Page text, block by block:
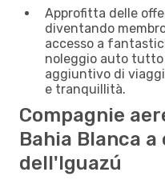
Approfitta delle
diventando
accesso a
noleggio auto
aggiuntivo di
e tranquillità.
Compagnie
Bahia Blanca
dell'Iguazú